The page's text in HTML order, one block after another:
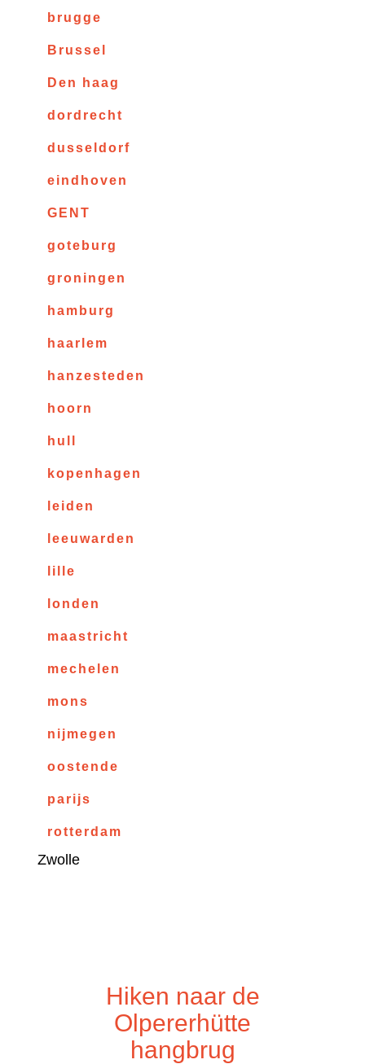
brugge
Brussel
Den haag
dordrecht
dusseldorf
eindhoven
GENT
goteburg
groningen
hamburg
haarlem
hanzesteden
hoorn
hull
kopenhagen
leiden
leeuwarden
lille
londen
maastricht
mechelen
mons
nijmegen
oostende
parijs
rotterdam
Zwolle
Hiken naar de
Olpererhütte
hangbrug